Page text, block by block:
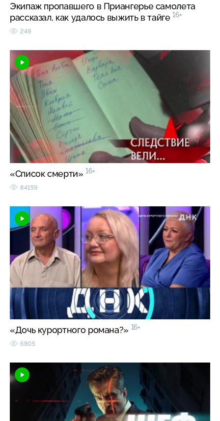
Экипаж пропавшего в Приангерье самолета
рассказал, как удалось выжить в тайге 16+
249
«Список смерти» 16+
84159
«Дочь курортного романа?» 16+
6805